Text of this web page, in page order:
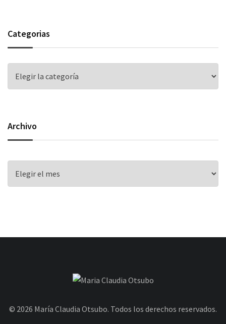
Categorias
Archivo
Archivo
© 2026 María Claudia Otsubo. Todos los derechos reservados.